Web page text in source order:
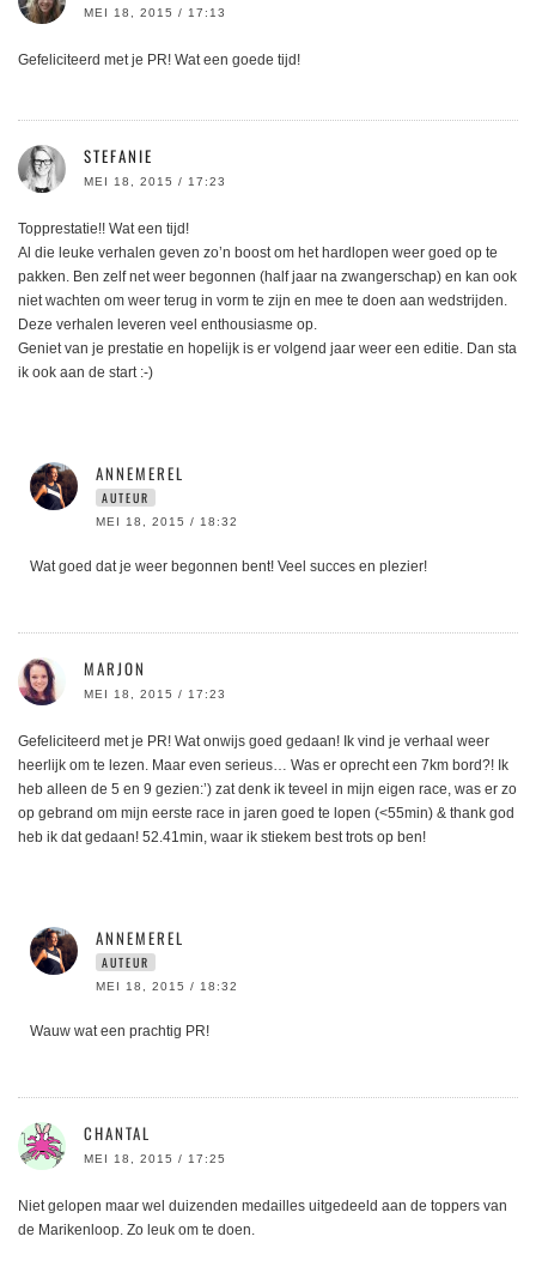
MEI 18, 2015 / 17:13
Gefeliciteerd met je PR! Wat een goede tijd!
STEFANIE
MEI 18, 2015 / 17:23
Topprestatie!! Wat een tijd!
Al die leuke verhalen geven zo’n boost om het hardlopen weer goed op te
pakken. Ben zelf net weer begonnen (half jaar na zwangerschap) en kan ook
niet wachten om weer terug in vorm te zijn en mee te doen aan wedstrijden.
Deze verhalen leveren veel enthousiasme op.
Geniet van je prestatie en hopelijk is er volgend jaar weer een editie. Dan sta
ik ook aan de start :-)
ANNEMEREL
AUTEUR
MEI 18, 2015 / 18:32
Wat goed dat je weer begonnen bent! Veel succes en plezier!
MARJON
MEI 18, 2015 / 17:23
Gefeliciteerd met je PR! Wat onwijs goed gedaan! Ik vind je verhaal weer
heerlijk om te lezen. Maar even serieus… Was er oprecht een 7km bord?! Ik
heb alleen de 5 en 9 gezien:’) zat denk ik teveel in mijn eigen race, was er zo
op gebrand om mijn eerste race in jaren goed te lopen (<55min) & thank god
heb ik dat gedaan! 52.41min, waar ik stiekem best trots op ben!
ANNEMEREL
AUTEUR
MEI 18, 2015 / 18:32
Wauw wat een prachtig PR!
CHANTAL
MEI 18, 2015 / 17:25
Niet gelopen maar wel duizenden medailles uitgedeeld aan de toppers van
de Marikenloop. Zo leuk om te doen.